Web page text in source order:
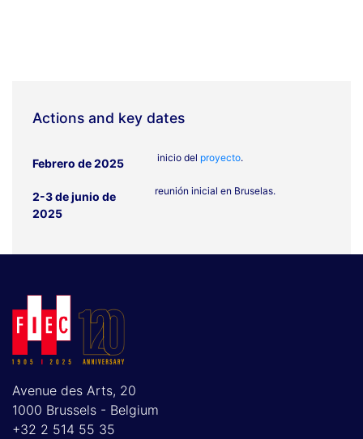
Actions and key dates
Febrero de 2025 inicio del proyecto.
2-3 de junio de
2025
reunión inicial en Bruselas.
Avenue des Arts, 20
1000 Brussels - Belgium
+32 2 514 55 35